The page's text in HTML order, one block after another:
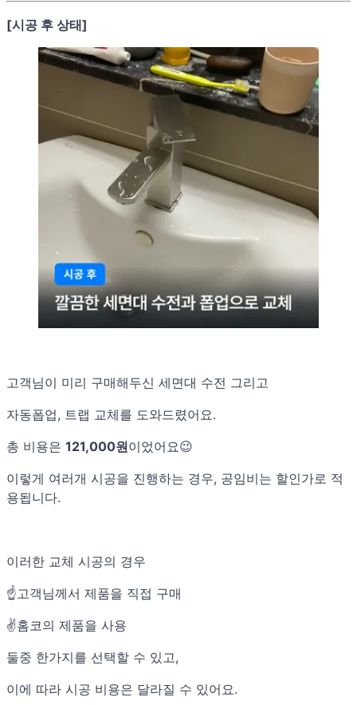
[시공 후 상태]
고객님이 미리 구매해두신 세면대 수전 그리고
자동폽업, 트랩 교체를 도와드렸어요.
총 비용은 121,000원이었어요😉
이렇게 여러개 시공을 진행하는 경우, 공임비는 할인가로 적
용됩니다.
이러한 교체 시공의 경우
☝️고객님께서 제품을 직접 구매
✌️홈코의 제품을 사용
둘중 한가지를 선택할 수 있고,
이에 따라 시공 비용은 달라질 수 있어요.